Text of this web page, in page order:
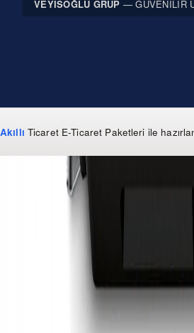
VEYISOĞLU GRUP — GÜVENILIR
Akıllı Ticaret E-Ticaret Paketleri ile
0 850 303 99 73